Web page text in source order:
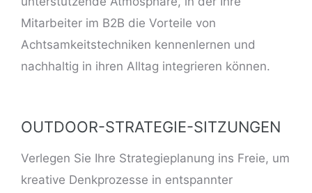
Mitarbeiter im B2B die Vorteile von
Achtsamkeitstechniken kennenlernen und
nachhaltig in ihren Alltag integrieren können.
OUTDOOR-STRATEGIE-SITZUNGEN
Verlegen Sie Ihre Strategieplanung ins Freie, um
kreative Denkprozesse in entspannter